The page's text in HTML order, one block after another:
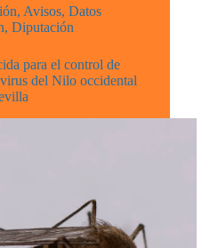
, Avisos, Datos
, Diputación
para el control de
del Nilo occidental